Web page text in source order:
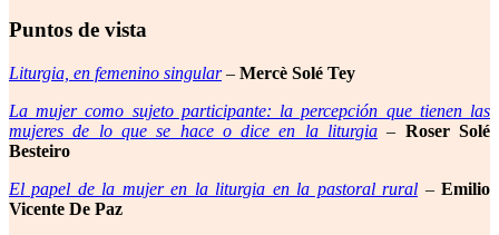
Puntos de vista
Liturgia, en femenino singular – Mercè Solé Tey
La mujer como sujeto participante: la percepción que tienen las
mujeres de lo que se hace o dice en la liturgia – Roser Solé
Besteiro
El papel de la mujer en la liturgia en la pastoral rural –Emilio
Vicente De Paz